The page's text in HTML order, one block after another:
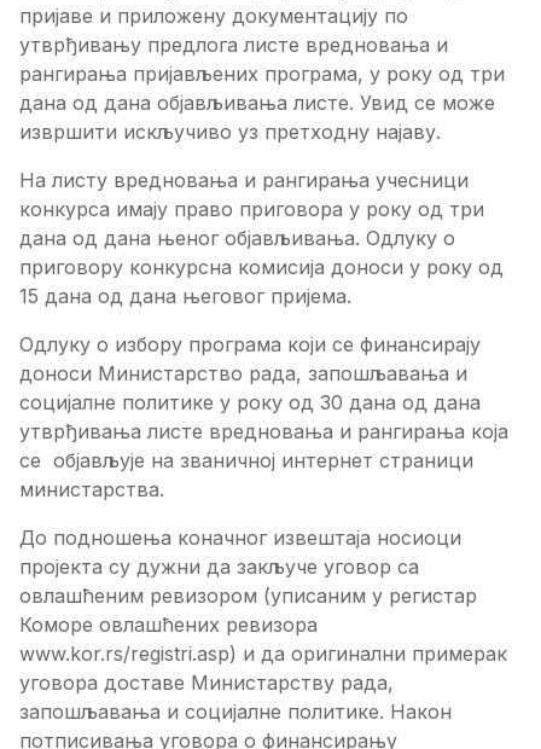
пријаве и приложену документацију по
утврђивању предлога листе вредновања и
рангирања пријављених програма, у року од три
дана од дана објављивања листе. Увид се може
извршити искључиво уз претходну најаву.
На листу вредновања и рангирања учесници
конкурса имају право приговора у року од три
дана од дана њеног објављивања. Одлуку о
приговору конкурсна комисија доноси у року од
15 дана од дана његовог пријема.
Одлуку о избору програма који се финансирају
доноси Министарство рада, запошљавања и
социјалне политике у року од 30 дана од дана
утврђивања листе вредновања и рангирања која
се објављује на званичној интернет страници
министарства.
До подношења коначног извештаја носиоци
пројекта су дужни да закључе уговор са
овлашћеним ревизором (уписаним у регистар
Коморе овлашћених ревизора
www.kor.rs/registri.asp) и да оригинални примерак
уговора доставе Министарству рада,
запошљавања и социјалне политике. Након
потписивања уговора о финансирању